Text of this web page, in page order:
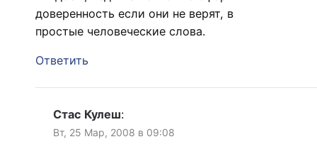
доверенность если они не верят, в
простые человеческие слова.
Ответить
Стас Кулеш:
Вт, 25 Мар, 2008 в 09:08